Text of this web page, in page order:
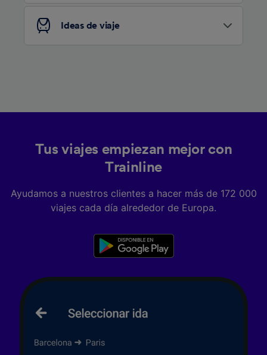
Ideas de viaje
Tus viajes empiezan mejor con
Trainline
Ayudamos a nuestros clientes a hacer más de 172 000
viajes cada día alrededor de Europa.